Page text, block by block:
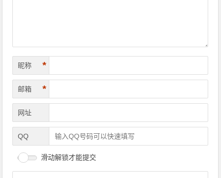
昵称 *
邮箱 *
网址
QQ
滑动解锁才能提交